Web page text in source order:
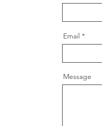
Email
Message